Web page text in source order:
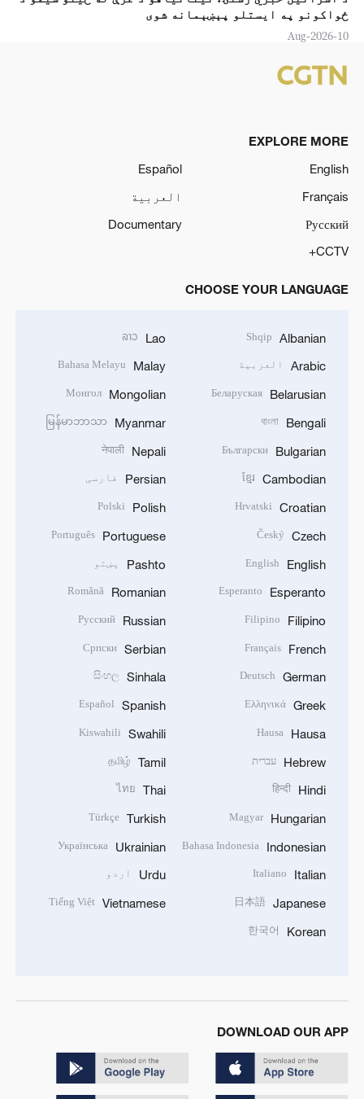
ځواکونو په ايستلو پېښېمانه شوی
10-Aug-2026
EXPLORE MORE
English
Español
Français
العربية
Русский
Documentary
CCTV+
CHOOSE YOUR LANGUAGE
Albanian
Shqip
Arabic العربية
Belarusian
Беларуская
Bengali
বাংলা
Bulgarian
Български
Cambodian
ខ្មែរ
Croatian
Hrvatski
Czech
Český
English
English
Esperanto
Esperanto
Filipino
Filipino
French
Français
German
Deutsch
Greek
Ελληνικά
Hausa
Hausa
Hebrew עברית
Hindi
हिन्दी
Hungarian
Magyar
Indonesian
Bahasa Indonesia
Italian
Italiano
Japanese
日本語
Korean
한국어
Lao
ລາວ
Malay
Bahasa Melayu
Mongolian
Монгол
Myanmar
မြန်မာဘာသာ
Nepali
नेपाली
Persian فارسی
Polish
Polski
Portuguese
Português
Pashto پښتو
Romanian
Română
Russian
Русский
Serbian
Српски
Sinhala
සිංහල
Spanish
Español
Swahili
Kiswahili
Tamil
தமிழ்
Thai
ไทย
Turkish
Türkçe
Ukrainian
Українська
Urdu اردو
Vietnamese
Tiếng Việt
DOWNLOAD OUR APP